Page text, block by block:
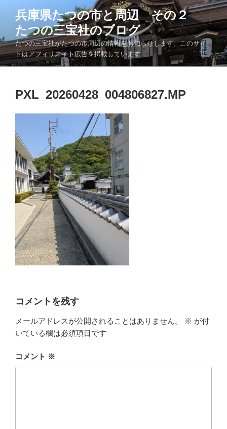
ン
ツ
へ
兵庫県たつの市と周辺 その２
たつの三宝社のブログ
たつの三宝社がたつの市周辺の情報をお知らせします。このサイ
トはアフィリエイト広告を掲載しています
PXL_20260428_004806827.MP
コメントを残す
メールアドレスが公開されることはありません。 ※ が付
いている欄は必須項目です
コメント ※